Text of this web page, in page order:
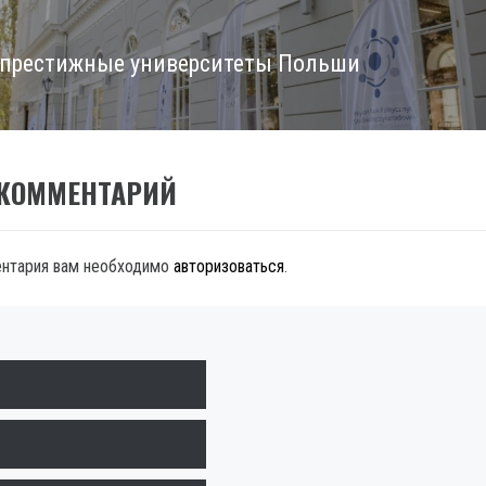
университеты Польши
вам необходимо авторизоваться.